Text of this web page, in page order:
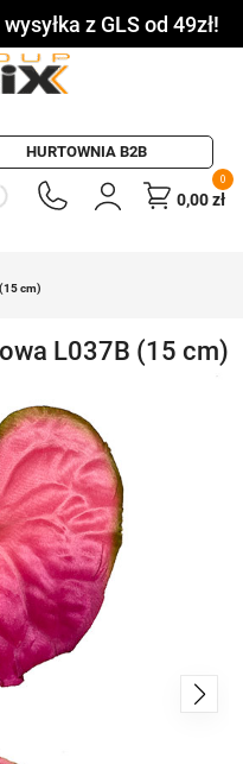
z GLS od 49zł!
HURTOWNIA B2B
0
0,00zł
cm)
L037B (15 cm)